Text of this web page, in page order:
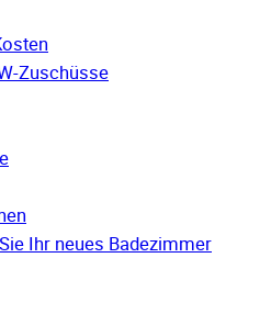
Zuschüsse
Ihr neues Badezimmer